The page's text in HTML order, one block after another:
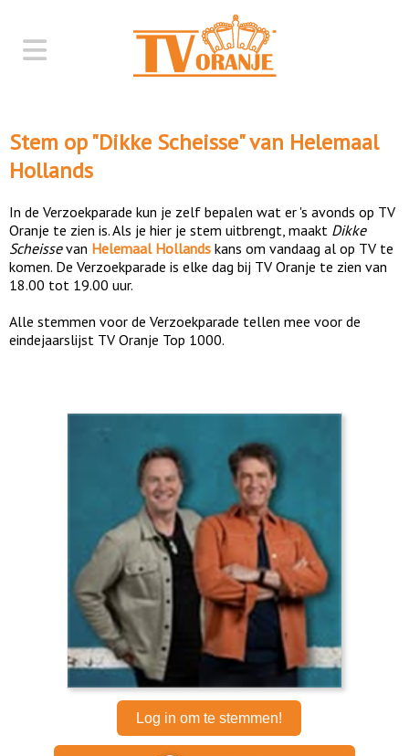
Stem op "Dikke Scheisse" van Helemaal
Hollands
In de Verzoekparade kun je zelf bepalen wat er 's avonds op TV
Oranje te zien is. Als je hier je stem uitbrengt, maakt Dikke
Scheissevan Helemaal Hollands kans om vandaag al op TV te
komen. De Verzoekparade is elke dag bij TV Oranje te zien van
18.00 tot 19.00 uur.
Alle stemmen voor de Verzoekparade tellen mee voor de
eindejaarslijst TV Oranje Top 1000.
Log in om te stemmen!